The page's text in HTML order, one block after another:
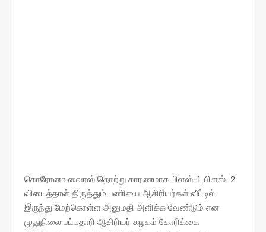
கொரோனா வைரஸ் தொற்று காரணமாக பிளஸ்-1, பிளஸ்-2
விடைத்தாள் திருத்தும் பணியை ஆசிரியர்கள் வீட்டில்
இருந்து மேற்கொள்ள அனுமதி அளிக்க வேண்டும் என
முதுநிலை பட்டதாரி ஆசிரியர் கழகம் கோரிக்கை